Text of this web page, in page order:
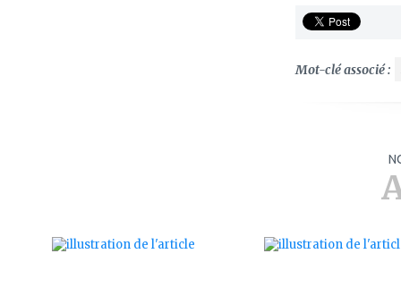
Mot-clé associé :